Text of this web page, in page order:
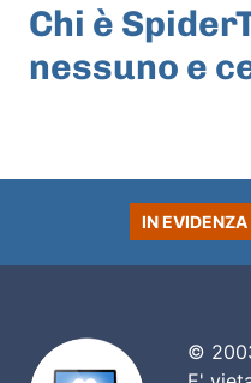
Chi è
nessuno e
IN EVIDENZA
©